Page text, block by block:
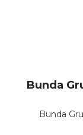
Bunda
Bunda